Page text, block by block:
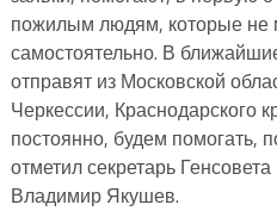
пожилым людям, которые не
самостоятельно. В
отправят из Московской
Черкессии, Краснодарского
постоянно, будем помогать,
отметил секретарь
Владимир Якушев.